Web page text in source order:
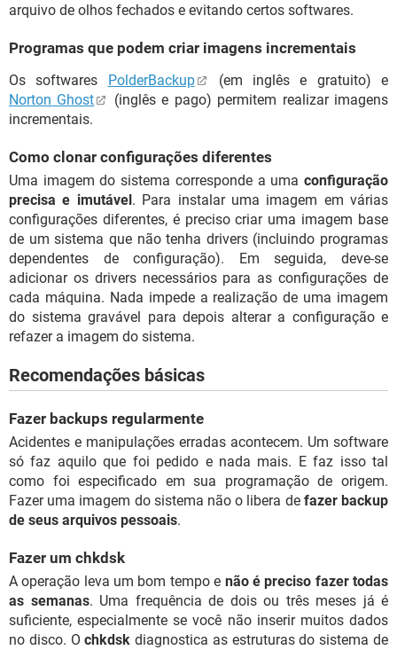
arquivo de olhos fechados e evitando certos softwares.
Programas que podem criar imagens incrementais
Os softwares PolderBackup
(em inglês e gratuito) e
Norton Ghost
(inglês e pago) permitem realizar imagens
incrementais.
Como clonar configurações diferentes
Uma imagem do sistema corresponde a uma configuração
precisa e imutável. Para instalar uma imagem em várias
configurações diferentes, é preciso criar uma imagem base
de um sistema que não tenha drivers (incluindo programas
dependentes de configuração). Em seguida, deve-se
adicionar os drivers necessários para as configurações de
cada máquina. Nada impede a realização de uma imagem
do sistema gravável para depois alterar a configuração e
refazer a imagem do sistema.
Recomendações básicas
Fazer backups regularmente
Acidentes e manipulações erradas acontecem. Um software
só faz aquilo que foi pedido e nada mais. E faz isso tal
como foi especificado em sua programação de origem.
Fazer uma imagem do sistema não o libera de fazer backup
de seus arquivos pessoais.
Fazer um chkdsk
A operação leva um bom tempo e não é preciso fazer todas
as semanas. Uma frequência de dois ou três meses já é
suficiente, especialmente se você não inserir muitos dados
no disco. Ochkdsk diagnostica as estruturas do sistema de